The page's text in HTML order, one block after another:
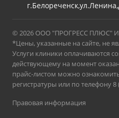
© 2026 ООО "ПРОГРЕСС ПЛЮС"
*Цены, указанные на сайте, не
Услуги клиники оплачиваются
действующему на момент
прайс-листом можно
регистратуры или по телефону 8
Правовая информация